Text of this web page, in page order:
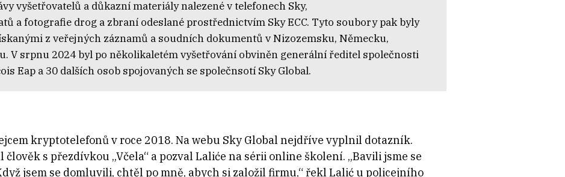
vyšetřovatelů a důkazní materiály nalezené v telefonech Sky,
a fotografie drog a zbraní odeslané prostřednictvím Sky ECC. Tyto soubory pak byly
z veřejných záznamů a soudních dokumentů v Nizozemsku, Německu,
V srpnu 2024 byl po několikaletém vyšetřování obviněn generální ředitel společnosti
Eap a 30 dalších osob spojovaných se společnsotí Sky Global.
kryptotelefonů v roce 2018. Na webu Sky Global nejdříve vyplnil dotazník.
s přezdívkou „Včela“ a pozval Laliće na sérii online školení. „Bavili jsme se
jsem se domluvili, chtěl po mně, abych si založil firmu,“ řekl Lalić u policejního